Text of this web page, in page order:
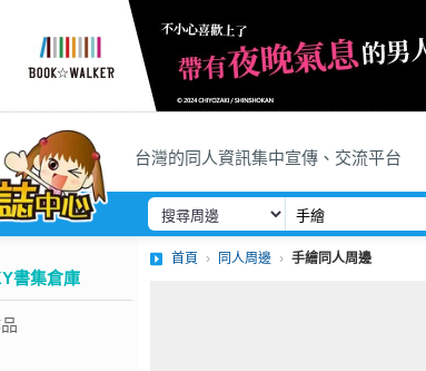
台灣的同人資訊集中宣傳、交流平台
書集倉庫
首頁 同人周邊 手繪同人周邊